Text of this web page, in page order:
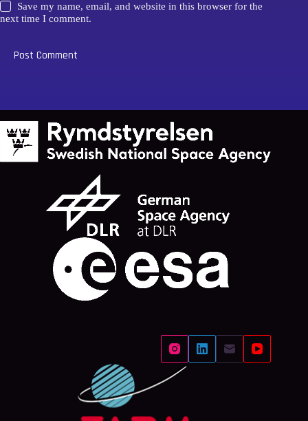
Save my name, email, and website in this browser for the
next time I comment.
Post Comment